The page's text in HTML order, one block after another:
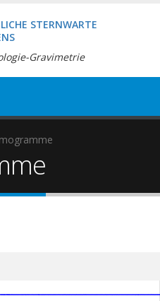
STERNWARTE
Gravimetrie